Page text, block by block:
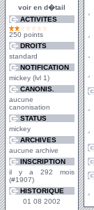
voir en d�tail
ACTIVITES
250 points
DROITS
standard
NOTIFICATION
mickey (lvl 1)
CANONIS.
aucune
canonisation
STATUS
mickey
ARCHIVES
aucune archive
INSCRIPTION
il y a 292 mois
(#1907)
HISTORIQUE
01 08 2002